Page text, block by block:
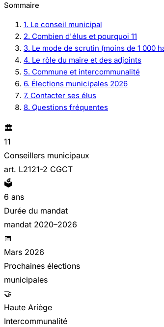
Sommaire
1. Le conseil municipal
2. Combien d'élus et pourquoi 11
3. Le mode de scrutin (moins de 1 000
4. Le rôle du maire et des adjoints
5. Commune et intercommunalité
6. Élections municipales 2026
7. Contacter ses élus
8. Questions fréquentes
🏛️
11
Conseillers municipaux
art. L2121-2 CGCT
🗳️
6 ans
Durée du mandat
mandat 2020–2026
📅
Mars 2026
Prochaines élections
municipales
🤝
Haute Ariège
Intercommunalité